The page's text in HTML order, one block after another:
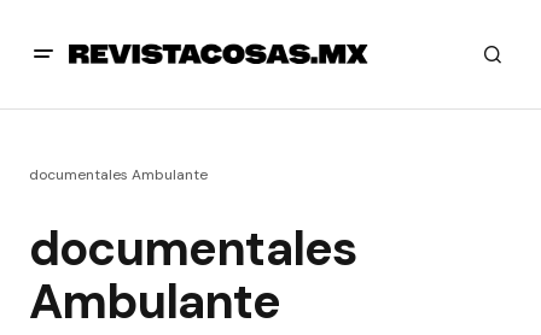
documentales Ambulante
documentales
Ambulante